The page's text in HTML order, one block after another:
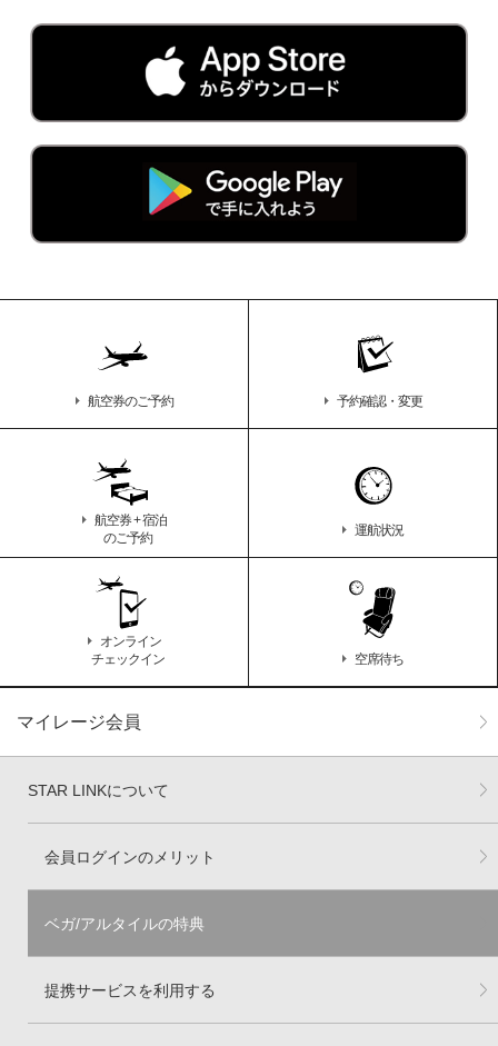
マイレージ会員
STAR LINKについて
会員ログインのメリット
ベガ/アルタイルの特典
提携サービスを利用する
航空券のご予約 予約確認・変更
航空券 + 宿泊
のご予約
運航状況
オンライン
チェックイン
空席待ち